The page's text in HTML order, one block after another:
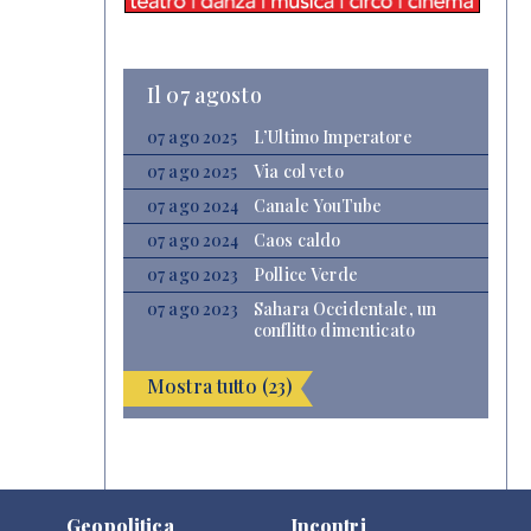
Il 07 agosto
07 ago 2025
L’Ultimo Imperatore
07 ago 2025
Via col veto
07 ago 2024
Canale YouTube
07 ago 2024
Caos caldo
07 ago 2023
Pollice Verde
07 ago 2023
Sahara Occidentale, un
conflitto dimenticato
Mostra tutto (23)
Geopolitica Incontri